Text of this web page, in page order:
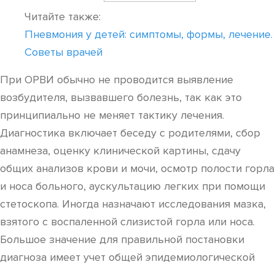
Читайте также:
Пневмония у детей: симптомы, формы, лечение.
Советы врачей
При ОРВИ обычно не проводится выявление
возбудителя, вызвавшего болезнь, так как это
принципиально не меняет тактику лечения.
Диагностика включает беседу с родителями, сбор
анамнеза, оценку клинической картины, сдачу
общих анализов крови и мочи, осмотр полости горла
и носа больного, аускультацию легких при помощи
стетоскопа. Иногда назначают исследования мазка,
взятого с воспаленной слизистой горла или носа.
Большое значение для правильной постановки
диагноза имеет учет общей эпидемиологической